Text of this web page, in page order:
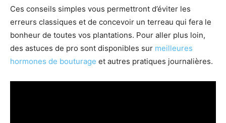
Ces conseils simples vous permettront d’éviter les
erreurs classiques et de concevoir un terreau qui fera le
bonheur de toutes vos plantations. Pour aller plus loin,
des astuces de pro sont disponibles sur meilleures
hormones de bouturage et autres pratiques journalières.